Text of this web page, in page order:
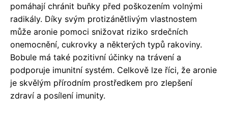
pomáhají chránit buňky před poškozením volnými
radikály. Díky svým protizánětlivým vlastnostem
může aronie pomoci snižovat riziko srdečních
onemocnění, cukrovky a některých typů rakoviny.
Bobule má také pozitivní účinky na trávení a
podporuje imunitní systém. Celkově lze říci, že aronie
je skvělým přírodním prostředkem pro zlepšení
zdraví a posílení imunity.